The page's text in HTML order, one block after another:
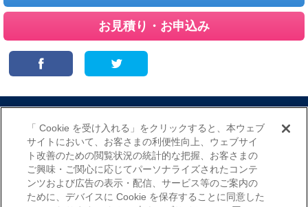
お見積り・お申込み
プライバシーポリシー
（個人情報のお取扱いについて）
「 Cookie を受け入れる」をクリックすると、本ウェブ
サイトにおいて、お客さまの利便性向上、ウェブサイ
ト改善のための閲覧状況の統計的な把握、お客さまの
ご興味・ご関心に応じてパーソナライズされたコンテ
ンツおよび広告の表示・配信、サービス等のご案内の
ために、デバイスに Cookie を保存することに同意した